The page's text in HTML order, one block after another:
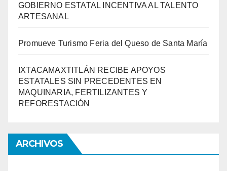
GOBIERNO ESTATAL INCENTIVA AL TALENTO
ARTESANAL
Promueve Turismo Feria del Queso de Santa María
IXTACAMAXTITLÁN RECIBE APOYOS
ESTATALES SIN PRECEDENTES EN
MAQUINARIA, FERTILIZANTES Y
REFORESTACIÓN
ARCHIVOS